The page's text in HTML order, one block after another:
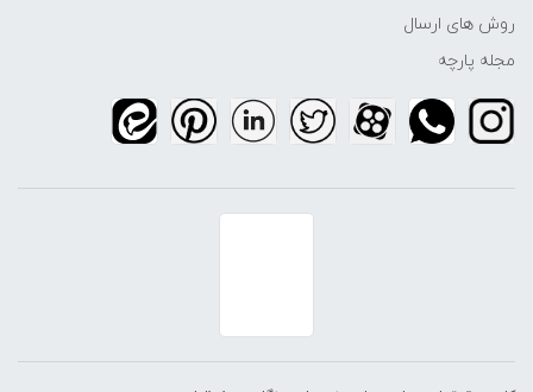
روش های ارسال
مجله پارچه